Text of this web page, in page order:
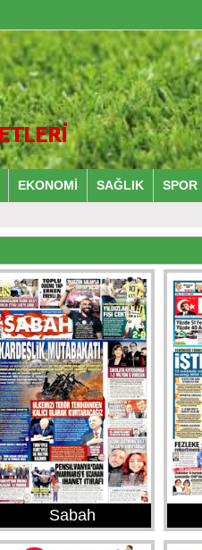
EKONOMİ SAĞLIK SPOR
Sabah